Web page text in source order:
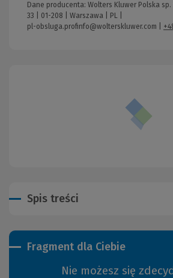
Fragment dla Ciebie
Nie możesz się
Dane producenta: Wolters Kluwer Polska
33 | 01-208 | Warszawa | PL |
pl-obsluga.profinfo@wolterskluwer.com
Spis treści